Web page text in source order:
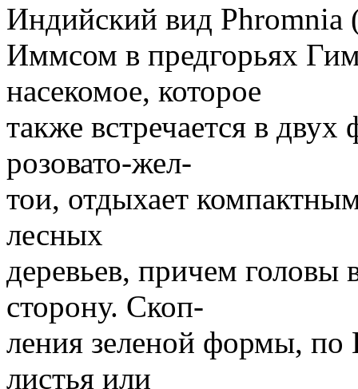
Индийский вид Phromnia
Иммсом в предгорьях
насекомое, которое
также встречается в
розовато-жел-
тои, отдыхает
лесных
деревьев, причем головы
сторону. Скоп-
ления зеленой формы,
листья или